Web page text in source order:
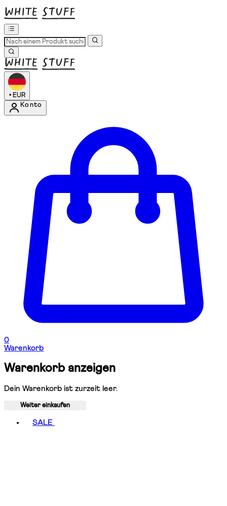
• EUR
Konto
0
Warenkorb
Warenkorb anzeigen
Dein Warenkorb ist zurzeit leer.
Weiter einkaufen
SALE